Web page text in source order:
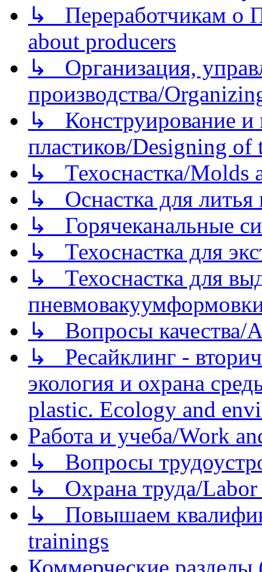
↳ Переработчикам о
about producers
↳ Организация,
производства/
↳ Конструирование и
пластиков/Designing of
↳ Техоснастка/Molds
↳ Оснастка для литья
↳ Горячеканальные
↳ Техоснастка для
↳ Техоснастка для
↳ Вопросы качества/
↳ Ресайклинг -
экология и охрана
plastic. Ecology and
Работа и учеба/Work
↳ Вопросы
↳ Охрана труда/Labor
↳ Повышаем
trainings